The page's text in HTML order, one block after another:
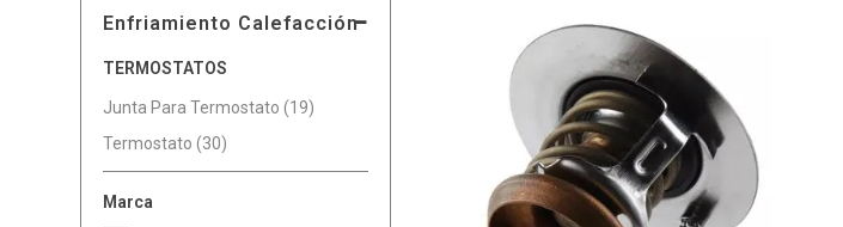
Enfriamiento Calefacción
TERMOSTATOS
Junta Para Termostato (19)
Termostato (30)
Marca